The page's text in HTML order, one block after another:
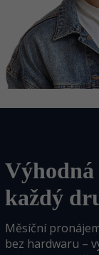
každý
Měsíční
bez hardwaru –